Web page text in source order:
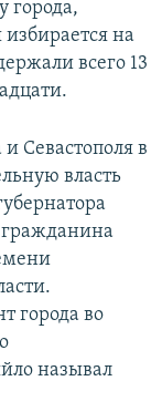
города,
избирается на
всего 13
Севастополя в
власть
гражданина
города во
называл